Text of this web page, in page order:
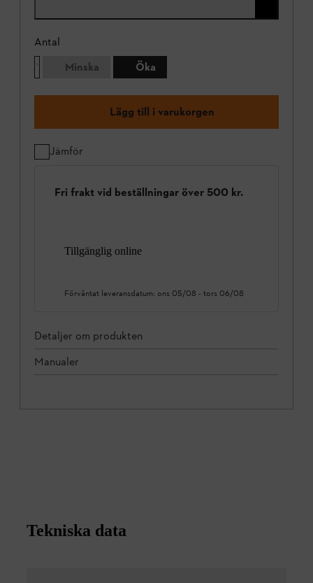
Antal
Minska
Öka
Lägg till i varukorgen
Jämför
Fri frakt vid beställningar över 500 kr.
Tillgänglig online
Förväntat leveransdatum: ons 05/08 - tors 06/08
Detaljer om produkten
Manualer
Tekniska data